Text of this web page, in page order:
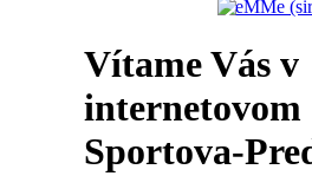
Vítame Vás v
internetovom
Sportova-